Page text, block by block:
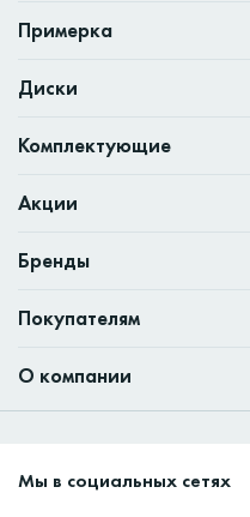
Примерка
Диски
Комплектующие
Акции
Бренды
Покупателям
О компании
Мы в социальных сетях